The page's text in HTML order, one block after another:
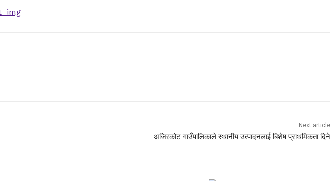
Next article
अजिरकोट गाउँपालिकाले स्थानीय उत्पादनलाई बिशेष प्राथमिकता दिने